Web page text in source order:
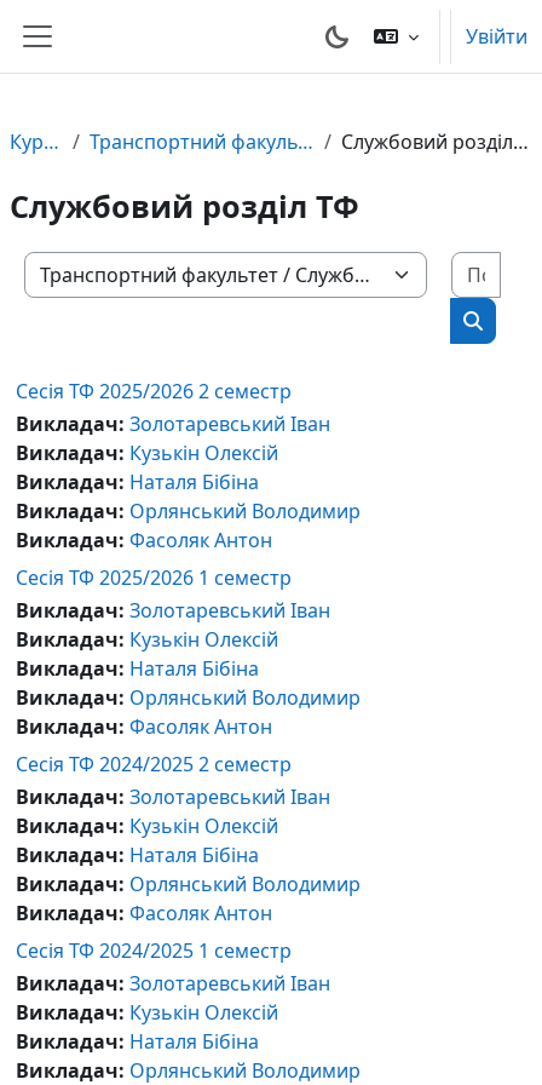
Бокова панель
Увійти
Курси Транспортний факультет Службовий розділ ТФ
Службовий розділ ТФ
Категорії курсів
Пошук
Сесія ТФ 2025/2026 2 семестр
Викладач: Золотаревський Іван
Викладач: Кузькін Олексій
Викладач: Наталя Бібіна
Викладач: Орлянський Володимир
Викладач: Фасоляк Антон
Сесія ТФ 2025/2026 1 семестр
Викладач: Золотаревський Іван
Викладач: Кузькін Олексій
Викладач: Наталя Бібіна
Викладач: Орлянський Володимир
Викладач: Фасоляк Антон
Сесія ТФ 2024/2025 2 семестр
Викладач: Золотаревський Іван
Викладач: Кузькін Олексій
Викладач: Наталя Бібіна
Викладач: Орлянський Володимир
Викладач: Фасоляк Антон
Сесія ТФ 2024/2025 1 семестр
Викладач: Золотаревський Іван
Викладач: Кузькін Олексій
Викладач: Наталя Бібіна
Викладач: Орлянський Володимир